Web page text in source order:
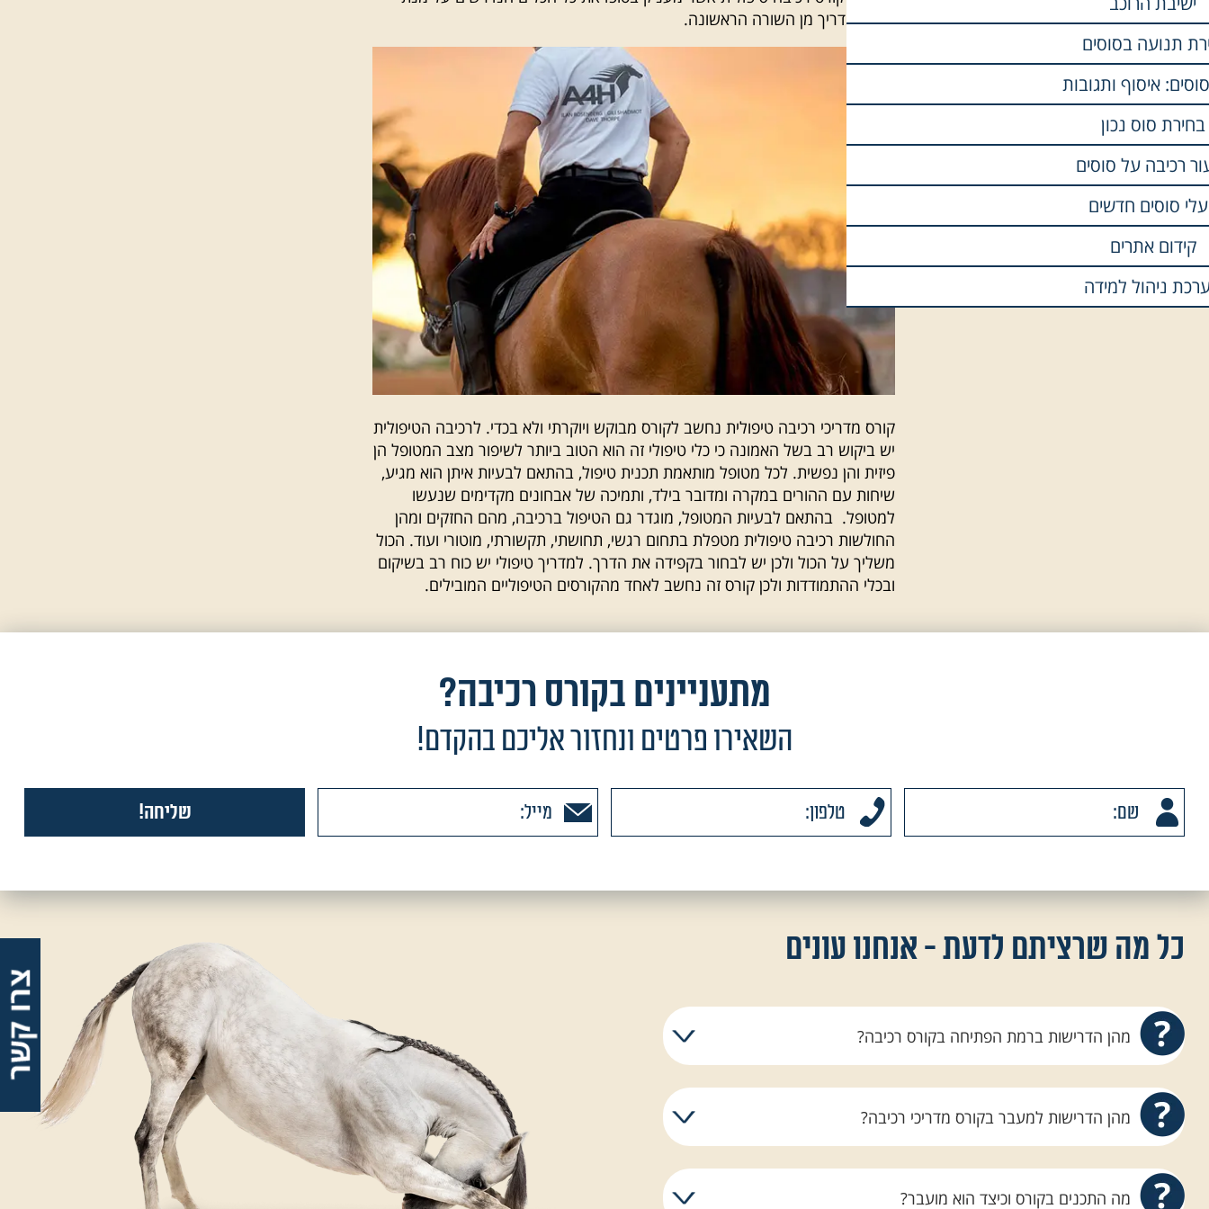
תנועה בסוסים
איסוף ותגובות
בחירת סוס נכון
רכיבה על סוסים
סוסים חדשים
קידום אתרים
ניהול למידה
להיות מדריך מן השורה הראשונה.
קורס מדריכי רכיבה טיפולית נחשב לקורס מבוקש ויוקרתי ולא בכדי. לרכיבה הטיפולית
יש ביקוש רב בשל האמונה כי כלי טיפולי זה הוא הטוב ביותר לשיפור מצב המטופל הן
פיזית והן נפשית. לכל מטופל מותאמת תכנית טיפול, בהתאם לבעיות איתן הוא מגיע,
שיחות עם ההורים במקרה ומדובר בילד, ותמיכה של אבחונים מקדימים שנעשו
למטופל. בהתאם לבעיות המטופל, מוגדר גם הטיפול ברכיבה, מהם החזקים ומהן
החולשות רכיבה טיפולית מטפלת בתחום רגשי, תחושתי, תקשורתי, מוטורי ועוד. הכול
משליך על הכול ולכן יש לבחור בקפידה את הדרך. למדריך טיפולי יש כוח רב בשיקום
ובכלי ההתמודדות ולכן קורס זה נחשב לאחד מהקורסים הטיפוליים המובילים.
מתעניינים בקורס רכיבה?
השאירו פרטים ונחזור אליכם בהקדם!
כל מה שרציתם לדעת - אנחנו עונים
מהן הדרישות ברמת הפתיחה בקורס רכיבה?
לתת מענה לרוכבים, טרם הכניסה לקורס וגם לאחר תחילת הקורס ועד
לסיומו ובתנאי שנוכל להגיע לקו הסיום ברמה נאותה המאפשרת עמידה
ביעדים.
מהן הדרישות למעבר בקורס מדריכי רכיבה?
מתקדמים ובמבחן רכיבה אחד. בנוסף על הרוכב לעמוד במבחן ממשק,
לונג' ווטרינריה. הקורס אינו קל אך הצוות מחוייב להביא את כל
מה התכנים בקורס וכיצד הוא מועבר?